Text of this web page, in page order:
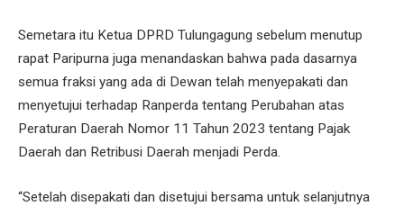
Semetara itu Ketua DPRD Tulungagung sebelum menutup
rapat Paripurna juga menandaskan bahwa pada dasarnya
semua fraksi yang ada di Dewan telah menyepakati dan
menyetujui terhadap Ranperda tentang Perubahan atas
Peraturan Daerah Nomor 11 Tahun 2023 tentang Pajak
Daerah dan Retribusi Daerah menjadi Perda.
“Setelah disepakati dan disetujui bersama untuk selanjutnya